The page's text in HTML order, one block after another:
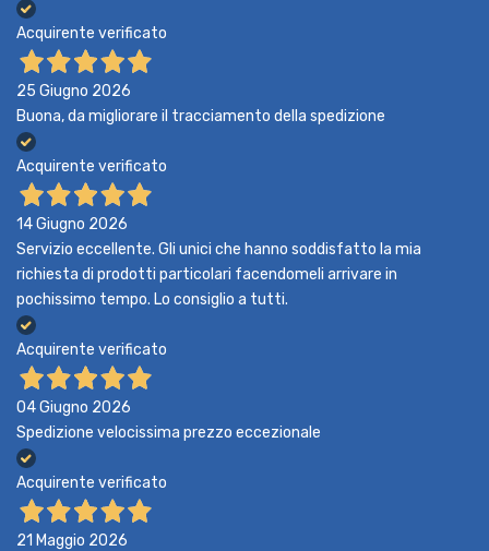
Acquirente verificato
25 Giugno 2026
Buona, da migliorare il tracciamento della spedizione
Acquirente verificato
14 Giugno 2026
Servizio eccellente. Gli unici che hanno soddisfatto la mia
richiesta di prodotti particolari facendomeli arrivare in
pochissimo tempo. Lo consiglio a tutti.
Acquirente verificato
04 Giugno 2026
Spedizione velocissima prezzo eccezionale
Acquirente verificato
21 Maggio 2026